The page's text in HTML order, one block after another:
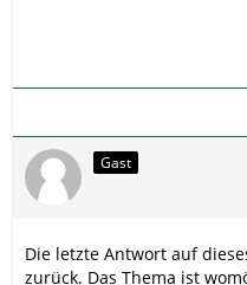
Gast
Die letzte Antwort auf
zurück. Das Thema ist